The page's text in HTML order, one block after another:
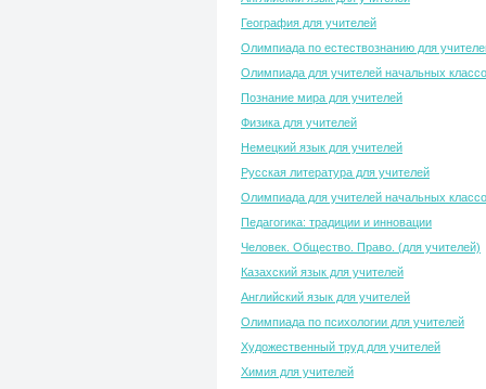
География для учителей
Олимпиада по естествознанию для
Олимпиада для учителей начальных
Познание мира для учителей
Физика для учителей
Немецкий язык для учителей
Русская литература для учителей
Олимпиада для учителей начальных
Педагогика: традиции и инновации
Человек. Общество. Право. (для учителей)
Казахский язык для учителей
Английский язык для учителей
Олимпиада по психологии для учителей
Художественный труд для учителей
Химия для учителей